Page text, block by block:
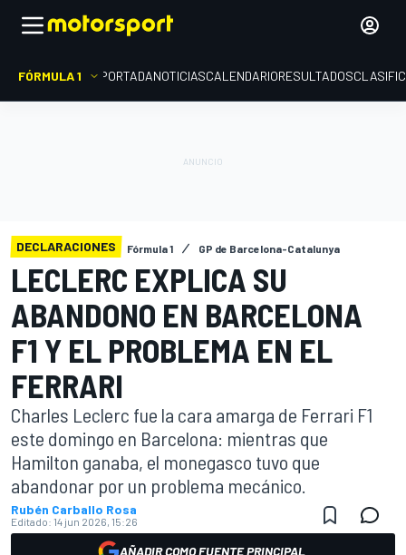
FÓRMULA 1 PORTADANOTICIASCALENDARIORESULTADOS
DECLARACIONES Fórmula 1 GP de Barcelona-Catalunya
LECLERC EXPLICA SU
ABANDONO EN BARCELONA
F1 Y EL PROBLEMA EN EL
FERRARI
Charles Leclerc fue la cara amarga de Ferrari F1
este domingo en Barcelona: mientras que
Hamilton ganaba, el monegasco tuvo que
abandonar por un problema mecánico.
Rubén Carballo Rosa
Editado: 14 jun 2026, 15:26
AÑADIR COMO FUENTE PRINCIPAL